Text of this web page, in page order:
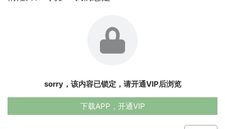
sorry，该内容已锁定，请开通VIP后浏览
下载APP，开通VIP